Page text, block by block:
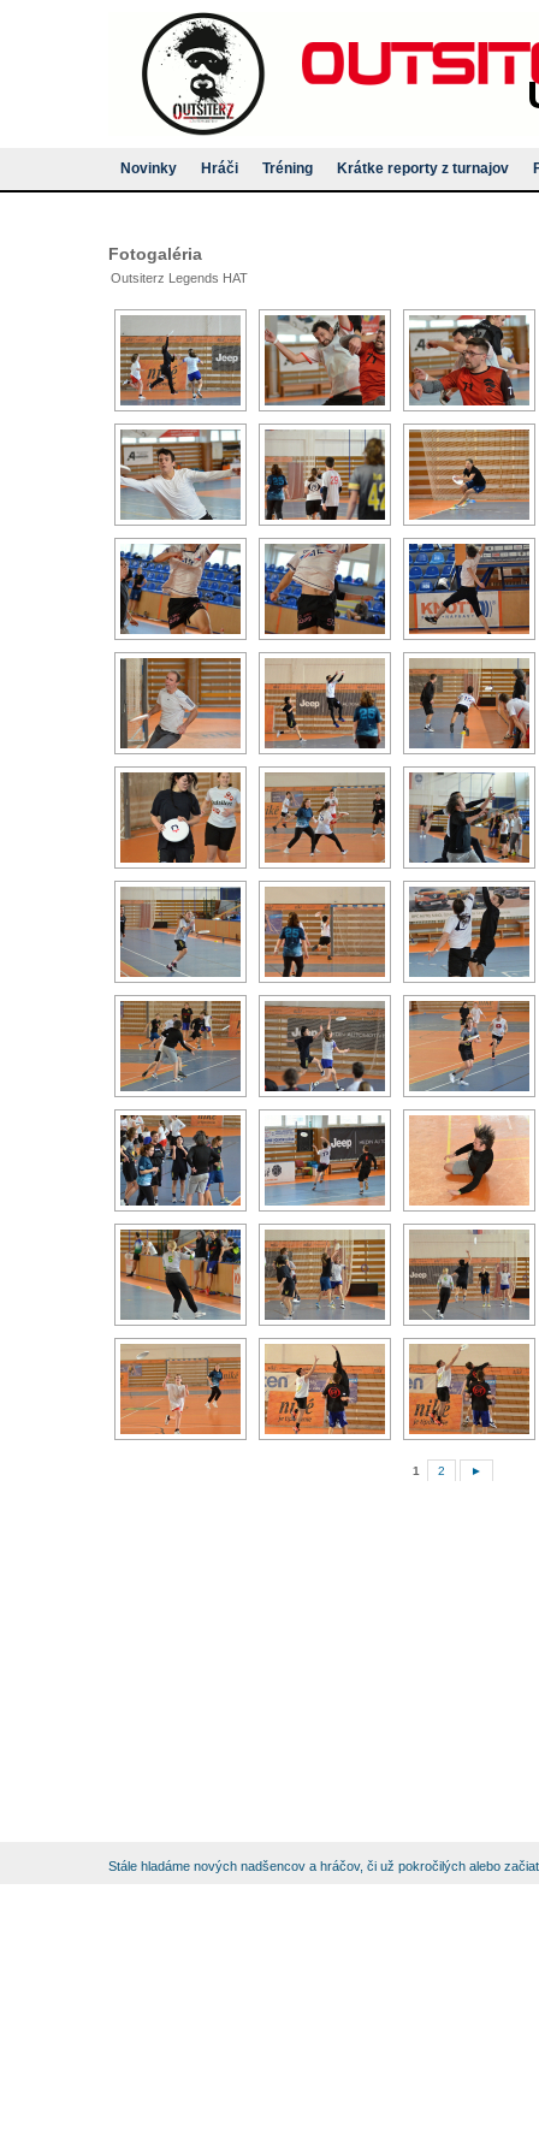
Novinky Hráči Tréning Krátke reporty z turnajov
Fotogaléria
Outsiterz Legends HAT
1 2 ►
Stále hladáme nových nadšencov a hráčov, či už pokročilých alebo